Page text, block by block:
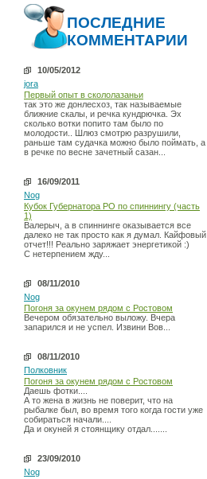
ПОСЛЕДНИЕ
КОММЕНТАРИИ
10/05/2012
jora
Первый опыт в скололазаньи
так это же донлесхоз, так называемые
ближние скалы, и речка кундрючка. Эх
сколько вотки попито там было по
молодости.. Шлюз смотрю разрушили,
раньше там судачка можно было поймать, а
в речке по весне зачетный сазан...
16/09/2011
Nog
Кубок Губернатора РО по спиннингу (часть
1)
Валерыч, а в спиннинге оказывается все
далеко не так просто как я думал. Кайфовый
отчет!!! Реально заряжает энергетикой :)
С нетерпением жду...
08/11/2010
Nog
Погоня за окунем рядом с Ростовом
Вечером обязательно выложу. Вчера
запарился и не успел. Извини Вов...
08/11/2010
Полковник
Погоня за окунем рядом с Ростовом
Даешь фотки....
А то жена в жизнь не поверит, что на
рыбалке был, во время того когда гости уже
собираться начали....
Да и окуней я стоянщику отдал.......
23/09/2010
Nog